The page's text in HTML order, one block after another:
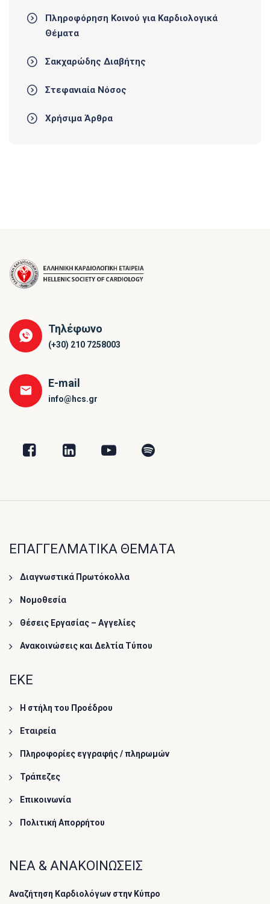
Πληροφόρηση Κοινού για Καρδιολογικά
Θέματα
Σακχαρώδης Διαβήτης
Στεφανιαία Νόσος
Χρήσιμα Άρθρα
Τηλέφωνο
(+30) 210 7258003
E-mail
info@hcs.gr
ΕΠΑΓΓΕΛΜΑΤΙΚΑ ΘΕΜΑΤΑ
Διαγνωστικά Πρωτόκολλα
Νομοθεσία
Θέσεις Εργασίας – Αγγελίες
Ανακοινώσεις και Δελτία Τύπου
ΕΚΕ
Η στήλη του Προέδρου
Εταιρεία
Πληροφορίες εγγραφής / πληρωμών
Τράπεζες
Επικοινωνία
Πολιτική Απορρήτου
ΝΕΑ & ΑΝΑΚΟΙΝΩΣΕΙΣ
Αναζήτηση Καρδιολόγων στην Κύπρο